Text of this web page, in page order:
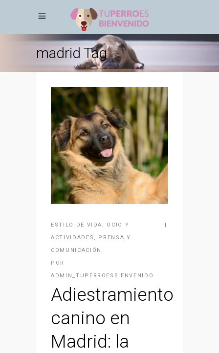
madrid Tag
ESTILO DE VIDA , OCIO Y
ACTIVIDADES ,
PRENSA Y
COMUNICACIÓN
POR
ADMIN_TUPERROESBIENVENIDO
Adiestramiento
canino en
Madrid: la